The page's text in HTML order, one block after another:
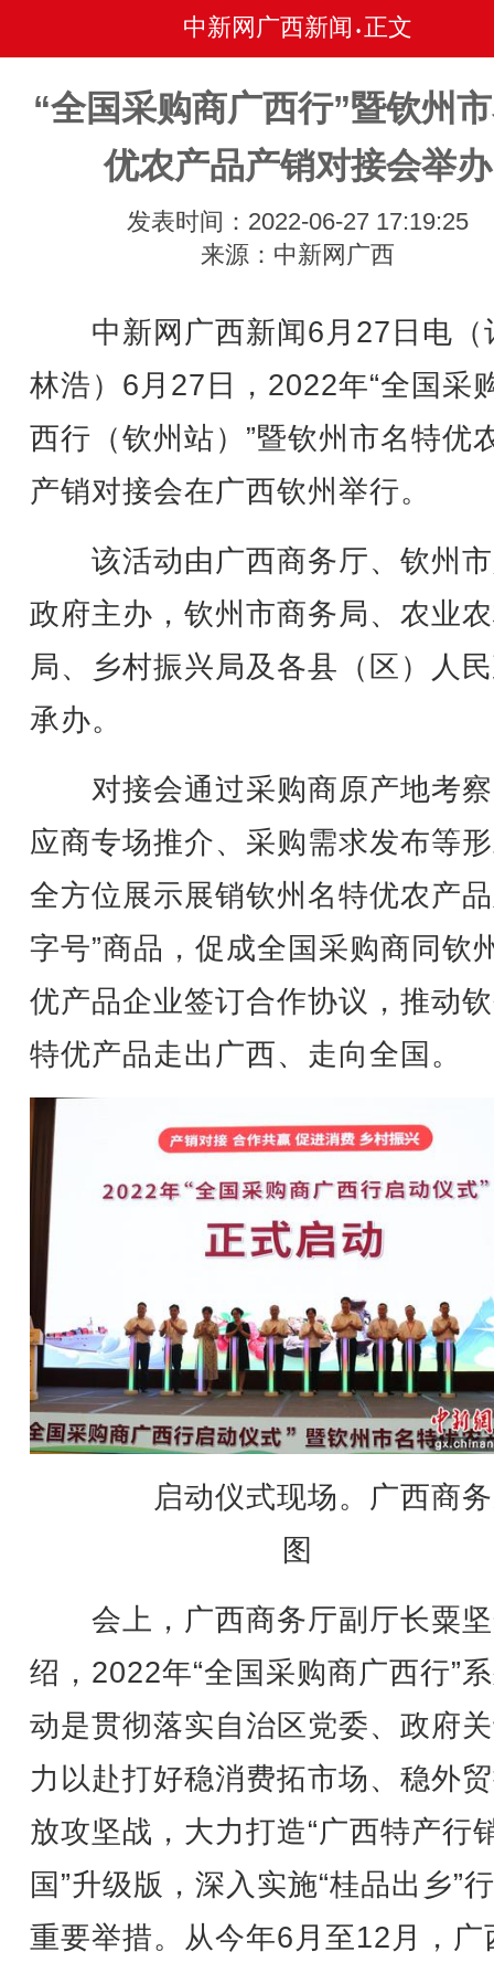
中新网广西新闻 • 正文
“全国采购商广西行”暨钦州
优农产品产销对接会举办
发表时间：2022-06-27 17:19:25
来源：中新网广西
中新网广西新闻6月27日电（
林浩）6月27日，2022年“全国采
西行（钦州站）”暨钦州市名特优
产销对接会在广西钦州举行。
该活动由广西商务厅、钦州
政府主办，钦州市商务局、农业
局、乡村振兴局及各县（区）人
承办。
对接会通过采购商原产地考
应商专场推介、采购需求发布等
全方位展示展销钦州名特优农产
字号”商品，促成全国采购商同钦
优产品企业签订合作协议，推动
特优产品走出广西、走向全国。
启动仪式现场。广西商务
图
会上，广西商务厅副厅长粟
绍，2022年“全国采购商广西行”
动是贯彻落实自治区党委、政府
力以赴打好稳消费拓市场、稳外
放攻坚战，大力打造“广西特产行
国”升级版，深入实施“桂品出乡”
重要举措。从今年6月至12月，广